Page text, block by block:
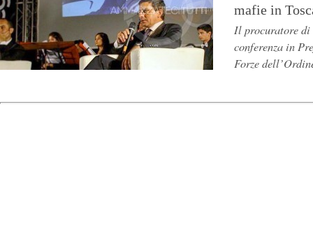
mafie in
Il procuratore di
conferenza in
Forze